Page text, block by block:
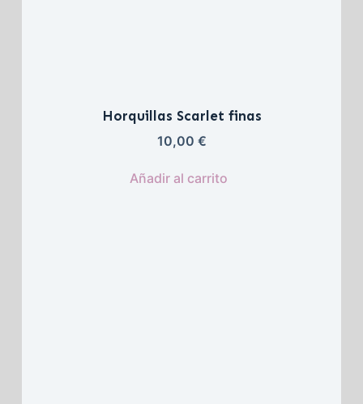
Horquillas Scarlet finas
10,00 €
Añadir al carrito